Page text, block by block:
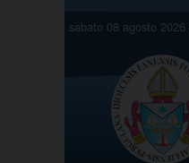
sabato 08 agosto 2026